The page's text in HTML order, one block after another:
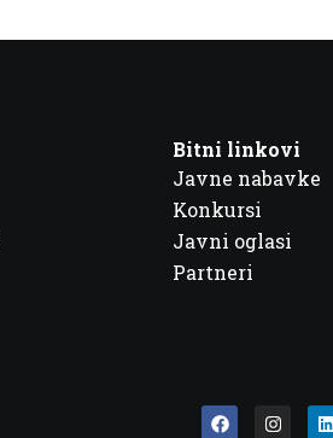
Bitni linkovi
Javne nabavke
Konkursi
Javni oglasi
Partneri